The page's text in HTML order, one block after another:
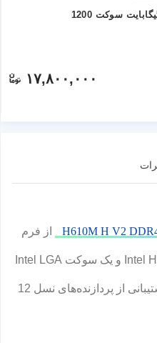
۱۷,۸۰۰,۰۰۰
از فرم
فاکتور Micro-ATX، چیپست Intel H610 و یک سوکت Intel LGA
1700 استفاده کرده که توانایی پشتیبانی از پردازنده‌های نسل 12